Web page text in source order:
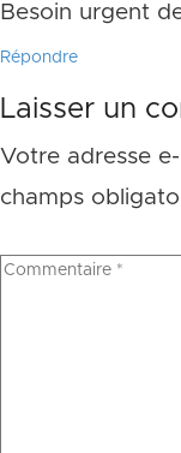
Besoin urgent
Répondre
Laisser un
Votre adresse
champs